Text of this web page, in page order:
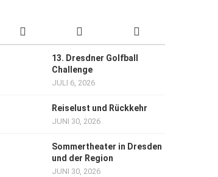
13. Dresdner Golfball
Challenge
JULI 6, 2026
Reiselust und Rückkehr
JUNI 30, 2026
Sommertheater in Dresden
und der Region
JUNI 30, 2026